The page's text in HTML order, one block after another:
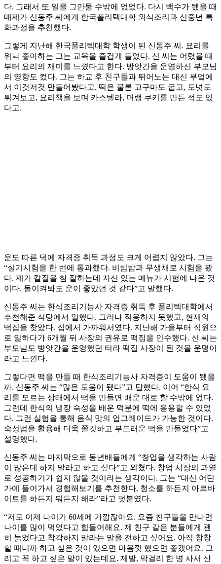
다. 그래서 또 일을 그만둘 수밖에 없었다. 다시 백수가 됐을 때
매제가 신동주 씨에게 한국폴리텍대학 외식조리과 신중년 특
화과정을 추천했다.
그렇게 지난해 한국폴리텍대학 학생이 된 신동주 씨. 요리를
워낙 좋아하는 그는 교육을 즐겁게 들었다. 신 씨는 어렸을 때
부터 요리의 재미를 느꼈다고 한다. 방앗간을 운영하신 부모님
의 영향도 컸다. 그는 하교 후 친구들과 뛰어노는 대신 부엌에
서 이것저것 만들어봤다고. 떡은 물론 고구마도 굽고, 도넛도
튀겨보고, 요리책을 보며 카스텔라, 머랭 쿠키를 만든 적도 있
다고.
운도 따른 덕에 자격증 취득 과정도 크게 어렵지 않았다. 그는
“실기시험을 한 번에 통과했다. 비빔밥과 무생채로 시험을 봤
다. 제가 칼질을 참 잘하는데 자신 있는 메뉴가 시험에 나온 것
이다. 돌이켜봐도 운이 좋았던 것 같다”고 말했다.
신동주 씨는 한식조리기능사 자격증 취득 후 폴리텍대학에서
추천해준 식당에서 일했다. 그러나 적응하지 못했고, 현재의
떡집을 찾았다. 집에서 가까워서였다. 지난해 가을부터 직원으
로 일하다가 6개월 뒤 사장의 권유로 떡집을 인수했다. 신 씨는
부모님도 방앗간을 운영했던 터라 떡집 사장이 된 것을 운명이
라고 느낀다.
그렇다면 떡을 만들 때 한식조리기능사 자격증이 도움이 됐을
까. 신동주 씨는 “많은 도움이 됐다”고 답했다. 이어 “한식 요
리를 모르는 상태에서 떡을 만들면 배운 대로 할 수밖에 없다.
그런데 한식의 냉장 숙성을 배운 덕분에 떡에 응용할 수 있었
다. 그런 실험을 통해 음식 맛의 업그레이드가 가능한 것이다.
숙성법을 활용해 더욱 쫄깃하고 부드러운 떡을 만들었다”고
설명했다.
신동주 씨는 마지막으로 동년배들에게 “창업을 생각하는 사람
이 많은데 하지 말라고 하고 싶다”고 외쳤다. 창업 시장의 과열
로 성공하기가 쉽지 않을 것이라는 생각이다. 그는 “대신 어딘
가에 들어가서 경험해보기를 추천한다. 청소를 하든지 아르바
이트를 하든지 뭐든지 해라”라고 덧붙였다.
“저도 이제 나이가 60세에 가깝잖아요. 요즘 친구들을 만나면
나이를 많이 먹었다고 힘들어해요. 제 친구 같은 분들에게 괜
히 늙었다고 착각하지 말라는 말을 전하고 싶어요. 아직 창창
할 때니까 하고 싶은 것이 있으면 마음껏 했으면 좋겠어요. 그
리고 꼭 하고 싶은 말이 있는데요. 제발, 막걸리 한 병 사서 산